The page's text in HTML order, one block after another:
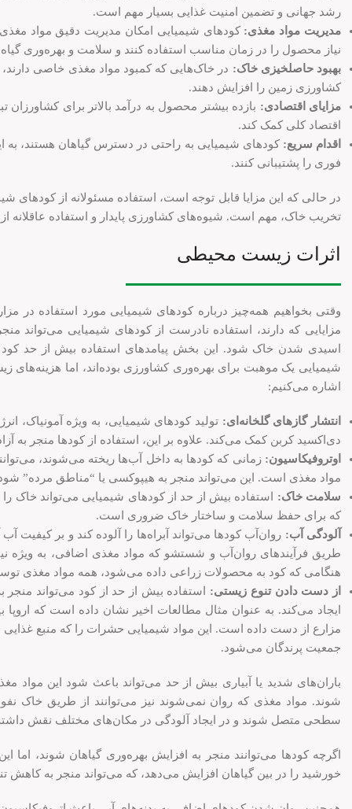
رشد جهانی و تضمین امنیت غذایی بسیار مهم است.
مدیریت مواد مغذی:کودهای شیمیایی امکان مدیریت دقیق مواد
نیاز محصول را در زمان مناسب استفاده کنند و سلامت و بهره‌وری گیاه
بهبود حاصلخیزی خاک: در خاک‌هایی که کمبود مواد مغذی خاصی دارند،
کشاورزی زمین را افزایش دهند.
مزایای اقتصادی: بازده بیشتر محصول به درآمد بالاتر برای
اقتصاد کلی کمک کند.
اقدام سریع:کودهای شیمیایی به راحتی در دسترس گیاهان هستند، به
فوری را پشتیبانی کنند.
در حالی که این مزایا قابل توجه است، استفاده مسئولانه از کودهای
تخریب خاک، مهم است. شیوه‌های کشاورزی پایدار و استفاده
اثرات زیست محیطی
وقتی بخواهیم همه‌چیز درباره کودهای شیمیایی مورد استفاده در
مزایایی که دارند، استفاده نادرست از کودهای شیمیایی
اسیدی شدن خاک شود. این بخش پیامدهای استفاده بیش از حد کود
شیمیایی یک موهبت برای بهره‌وری کشاورزی بوده‌اند، اما هزینه‌های
اشاره می‌کنیم:
انتشار گازهای گلخانه‌ای:تولید کودهای شیمیایی، به ویژه
دی‌اکسید کربن کمک می‌کند. علاوه بر این، استفاده از کودها منجر به
اوتروفیکاسیون:زمانی که کودها به داخل آب‌ها ریخته می‌شوند،
مواد مغذی است. این می‌تواند منجر به هیپوکسی یا “مناطق مرده”
سلامت خاک:
استفاده بیش از حد از کودهای شیمیایی می‌تواند
که برای حفظ سلامت و ساختار خاک ضروری است.
آلودگی آب: روان‌آب کودها می‌تواند آبراه‌ها را آلوده کند و بر کیفیت
طریق فرآیندهای روان‌آب و شستشو که مواد مغذی اضافی، به ویژه
هنگامی که کود به محصولات زراعی داده می‌شود، همه مواد مغذی
از دست دادن تنوع زیستی: استفاده بیش از حد از کود می‌تواند
ایجاد می‌کند. به عنوان مثال مطالعات اخیر نشان داده است که
مزارع از دست داده است. این مواد شیمیایی حشرات را که منبع غذایی
جمعیت پرندگان می‌شود.
باران‌های شدید یا آبیاری بیش از حد می‌تواند باعث شود این مواد
شوند. مواد مغذی که روان نمی‌شوند نیز می‌توانند از طریق خاک
سطحی متصل شوند و در ایجاد آلودگی در مکان‌های مختلف نقش
اگرچه کودها می‌توانند منجر به افزایش بهره‌وری گیاهان شوند،
خورشید را در بین گیاهان افزایش می‌دهد، که می‌تواند منجر به کاهش